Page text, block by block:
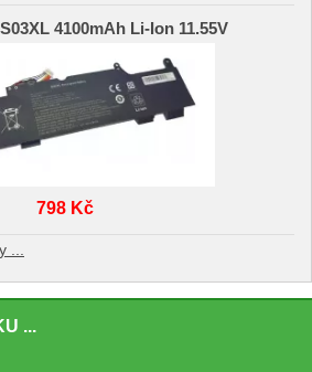
4100mAh Li-Ion 11.55V
798 Kč
...
...